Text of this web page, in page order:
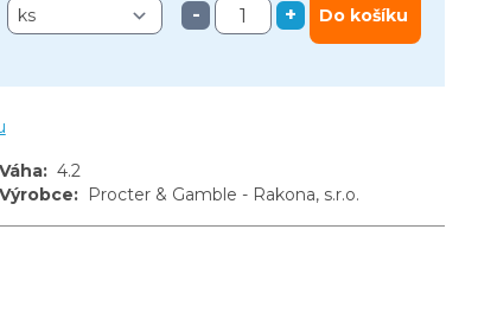
- + Do košíku
Váha: 4.2
Výrobce: Procter & Gamble - Rakona, s.r.o.